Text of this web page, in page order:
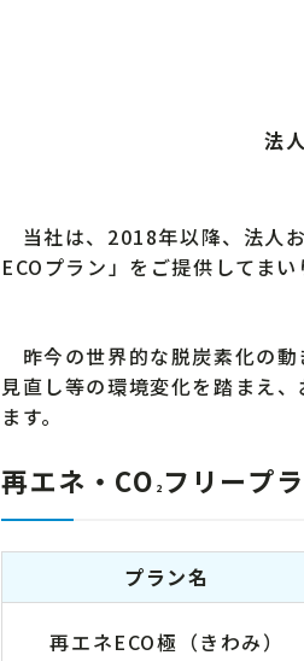
法
当社は、2018年以降、法人
ECOプラン」をご提供してまい
昨今の世界的な脱炭素化の動
見直し等の環境変化を踏まえ
ます。
再エネ・CO 2 フリープ
プラン名
再エネECO極（きわみ）